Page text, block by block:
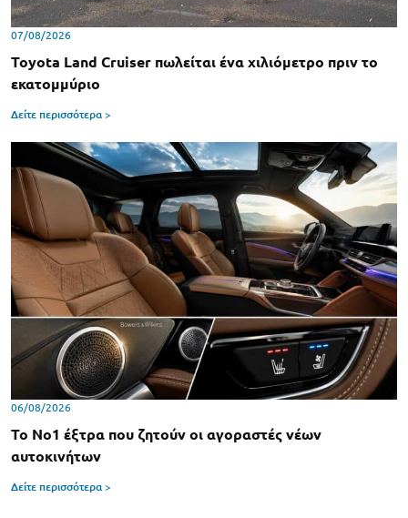
07/08/2026
Toyota Land Cruiser πωλείται ένα χιλιόμετρο πριν το
εκατομμύριο
Δείτε περισσότερα >
06/08/2026
Το Νο1 έξτρα που ζητούν οι αγοραστές νέων
αυτοκινήτων
Δείτε περισσότερα >